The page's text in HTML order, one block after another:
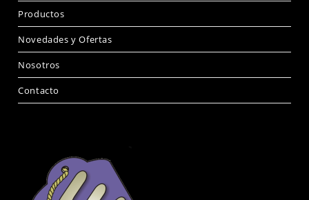
Productos
Novedades y Ofertas
Nosotros
Contacto